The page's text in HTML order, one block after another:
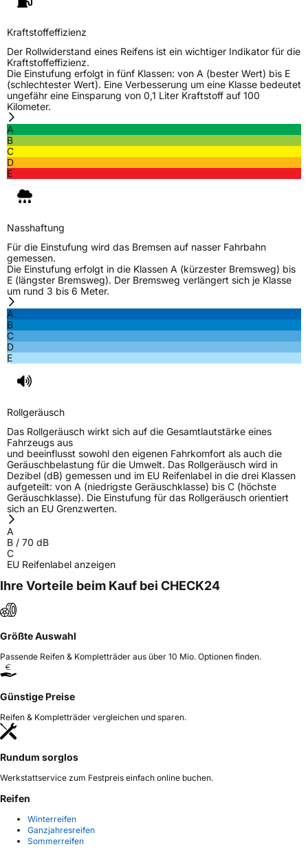
Fahrzeugtyp
VerwendungSommerreifen
ModellnameRoyal Mile
FahrzeugartPKW & SUV
Weitere Eigenschaften
SchlauchtypTL
ZustandNeureifen
Nasshaftung C
Rollgeräusch (Klasse)
Allgemeine Produktsicherheit (GPSR)
Herstellerkontakt
Royal Black, Qingdao China,
miranda@haohuatire.com
Verantwortliche
in der EU
corrado bergagna, Qingdao China,
miranda@haohuatire.com, +86 532 67788373
Kraftstoffeffizienz
Der Rollwiderstand eines Reifens ist ein wichtiger Indikator für die
Kraftstoffeffizienz.
Die Einstufung erfolgt in fünf Klassen: von A (bester Wert) bis E
(schlechtester Wert). Eine Verbesserung um eine Klasse bedeutet
ungefähr eine Einsparung von 0,1 Liter Kraftstoff auf 100
Kilometer.
A
B
C
D
E
Nasshaftung
Für die Einstufung wird das Bremsen auf nasser Fahrbahn
gemessen.
Die Einstufung erfolgt in die Klassen A (kürzester Bremsweg) bis
E (längster Bremsweg). Der Bremsweg verlängert sich je Klasse
um rund 3 bis 6 Meter.
A
B
C
D
E
Rollgeräusch
Das Rollgeräusch wirkt sich auf die Gesamtlautstärke eines
Fahrzeugs aus
und beeinflusst sowohl den eigenen Fahrkomfort als auch die
Geräuschbelastung für die Umwelt. Das Rollgeräusch wird in
Dezibel (dB) gemessen und im EU Reifenlabel in die drei Klassen
aufgeteilt: von A (niedrigste Geräuschklasse) bis C (höchste
Geräuschklasse). Die Einstufung für das Rollgeräusch orientiert
sich an EU Grenzwerten.
A
B / 70 dB
C
EU Reifenlabel anzeigen
Ihre Vorteile beim Kauf bei CHECK24
Größte Auswahl
Passende Reifen & Kompletträder aus über 10 Mio. Optionen finden.
Günstige Preise
Reifen & Kompletträder vergleichen und sparen.
Rundum sorglos
Werkstattservice zum Festpreis einfach online buchen.
Reifen
Winterreifen
Ganzjahresreifen
Sommerreifen